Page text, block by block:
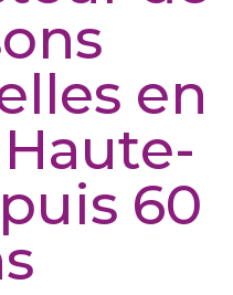
en
60